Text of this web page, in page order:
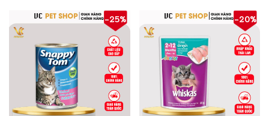
-25% -20%